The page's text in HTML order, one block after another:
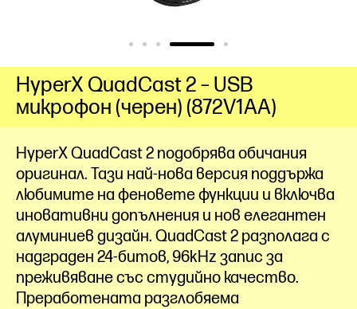
HyperX QuadCast 2 подобрява обичания
оригинал. Тази най-нова версия поддържа
любимите на феновете функции и включва
иновативни допълнения и нов елегантен
алуминиев дизайн. QuadCast 2 разполага с
надграден 24-битов, 96kHz запис за
преживяване със студийно качество.
Преработената разглобяема
HyperX QuadCast 2 – USB
микрофон (черен) (872V1AA)